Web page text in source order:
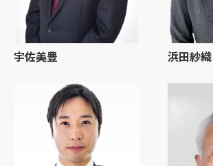
宇佐美豊 浜田紗織